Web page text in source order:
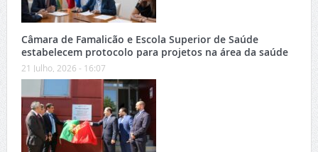
Câmara de Famalicão e Escola Superior de Saúde
estabelecem protocolo para projetos na área da saúde
21 Julho, 2026 - 16:07